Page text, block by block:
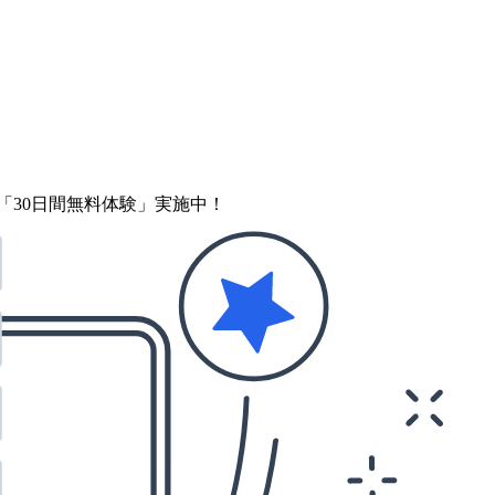
日間無料体験」実施中！